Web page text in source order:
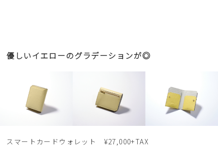
優しいイエローのグラデーションが◎
スマートカードウォレット ¥27,000+TAX